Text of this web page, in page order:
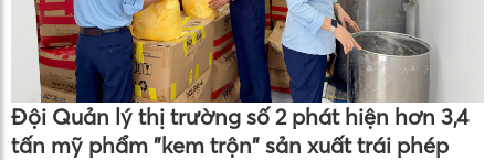
Đội Quản lý thị trường số 2 phát hiện hơn 3,4
tấn mỹ phẩm "kem trộn" sản xuất trái phép